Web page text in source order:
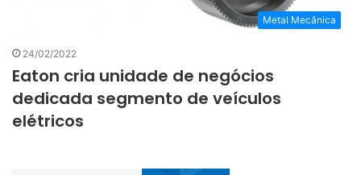
Metal Mecânica
24/02/2022
Eaton cria unidade de negócios
dedicada segmento de veículos
elétricos